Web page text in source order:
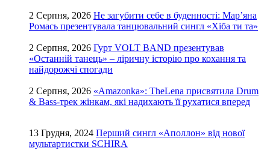
2 Серпня, 2026 Не загубити себе в буденності: Мар’яна
Ромась презентувала танцювальний сингл «Хіба ти та»
2 Серпня, 2026 Гурт VOLT BAND презентував
«Останній танець» – ліричну історію про кохання та
найдорожчі спогади
2 Серпня, 2026 «Amazonka»: TheLena присвятила Drum
& Bass-трек жінкам, які надихають її рухатися вперед
13 Грудня, 2024 Перший сингл «Аполлон» від нової
мультартистки SCHIRA